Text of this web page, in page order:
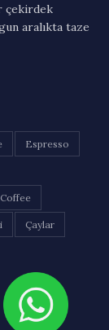
çekirdek
aralıkta taze
Espresso
Çaylar